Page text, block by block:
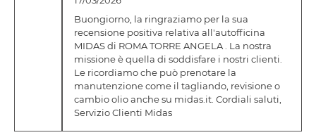
Buongiorno, la ringraziamo per la sua
recensione positiva relativa all'autofficina
MIDAS di ROMA TORRE ANGELA . La nostra
missione è quella di soddisfare i nostri clienti.
Le ricordiamo che può prenotare la
manutenzione come il tagliando, revisione o
cambio olio anche su midas.it. Cordiali saluti,
Servizio Clienti Midas